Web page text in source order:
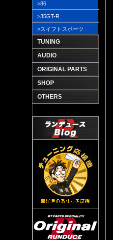
>86
>35GT-R
>スイフトスポーツ
TUNING
AUDIO
ORIGINAL PARTS
SHOP
OTHERS